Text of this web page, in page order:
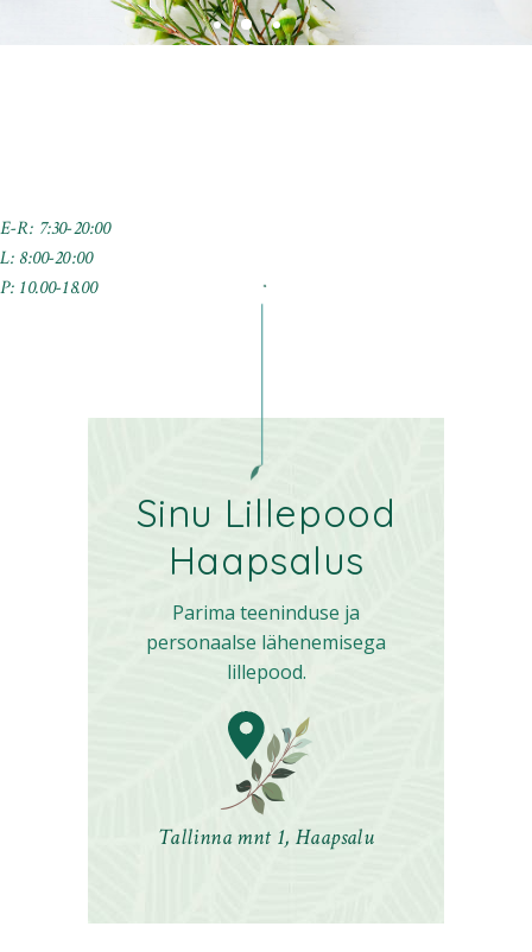
.
E-R: 7:30-20:00
L: 8:00-20:00
P: 10.00-18.00
Sinu Lillepood
Haapsalus
Parima teeninduse ja
personaalse lähenemisega
lillepood.
Tallinna mnt 1, Haapsalu